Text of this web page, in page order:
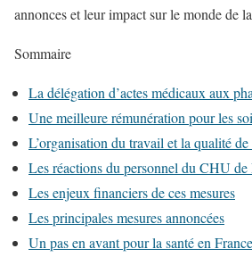
annonces et leur impact sur le monde de
Sommaire
La délégation d’actes médicaux aux
Une meilleure rémunération pour les
L’organisation du travail et la qualité
Les réactions du personnel du CHU de
Les enjeux financiers de ces mesures
Les principales mesures annoncées
Un pas en avant pour la santé en France